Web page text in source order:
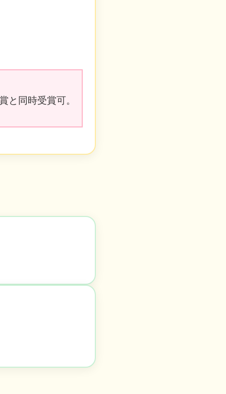
と同時受賞可。